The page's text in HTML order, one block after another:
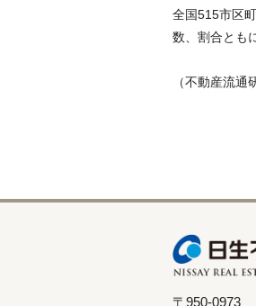
全国515市区
数、割合とも
（不動産流通
〒950-0973